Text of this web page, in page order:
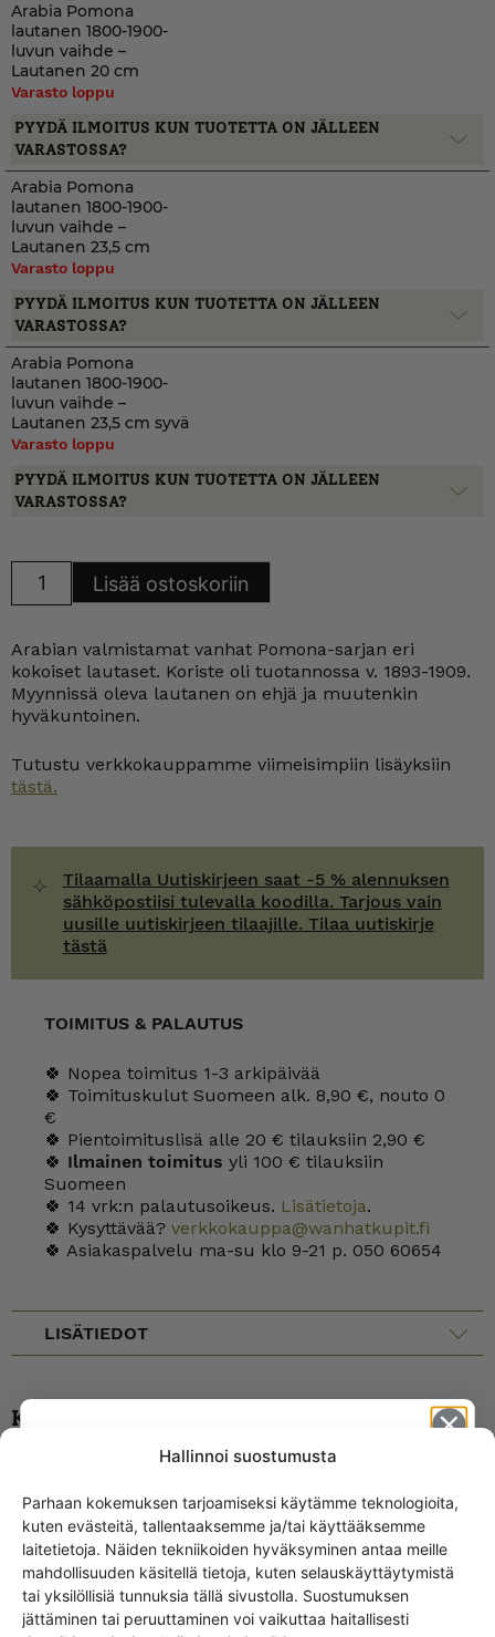
Hallinnoi suostumusta
Parhaan kokemuksen tarjoamiseksi käytämme teknologioita,
kuten evästeitä, tallentaaksemme ja/tai käyttääksemme
laitetietoja. Näiden tekniikoiden hyväksyminen antaa meille
mahdollisuuden käsitellä tietoja, kuten selauskäyttäytymistä
tai yksilöllisiä tunnuksia tällä sivustolla. Suostumuksen
jättäminen tai peruuttaminen voi vaikuttaa haitallisesti
Arabia Pomona
lautanen 1800-1900-
luvun vaihde –
Lautanen 20 cm
Varasto loppu
PYYDÄ ILMOITUS KUN TUOTETTA ON JÄLLEEN
VARASTOSSA?
Arabia Pomona
lautanen 1800-1900-
luvun vaihde –
Lautanen 23,5 cm
Varasto loppu
PYYDÄ ILMOITUS KUN TUOTETTA ON JÄLLEEN
VARASTOSSA?
Arabia Pomona
lautanen 1800-1900-
luvun vaihde –
Lautanen 23,5 cm syvä
Varasto loppu
PYYDÄ ILMOITUS KUN TUOTETTA ON JÄLLEEN
VARASTOSSA?
Pomona
luvun
vaihde
Lisää ostoskoriin
Arabian valmistamat vanhat Pomona-sarjan eri
kokoiset lautaset. Koriste oli tuotannossa v. 1893-1909.
Myynnissä oleva lautanen on ehjä ja muutenkin
hyväkuntoinen.
Tutustu verkkokauppamme viimeisimpiin lisäyksiin
tästä.
Tilaamalla Uutiskirjeen saat -5 % alennuksen
sähköpostiisi tulevalla koodilla. Tarjous vain
uusille uutiskirjeen tilaajille. Tilaa uutiskirje
tästä
TOIMITUS & PALAUTUS
🍀 Nopea toimitus 1-3 arkipäivää
🍀 Toimituskulut Suomeen alk. 8,90 €, nouto 0
€
🍀 Pientoimituslisä alle 20 € tilauksiin 2,90 €
🍀 Ilmainen toimitus yli 100 € tilauksiin
Suomeen
🍀 14 vrk:n palautusoikeus. Lisätietoja.
🍀 Kysyttävää? verkkokauppa@wanhatkupit.fi
🍀 Asiakaspalvelu ma-su klo 9-21 p. 050 60654
LISÄTIEDOT
KATEGORIA
Arabian ruoka-astiat Lautaset
Get -5%
off?
Yes! I want the discount